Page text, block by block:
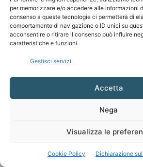
per memorizzare e/o accedere alle informazioni
consenso a queste tecnologie ci permetterà di
comportamento di navigazione o ID unici su
acconsentire o ritirare il consenso può influire
caratteristiche e funzioni.
Gestisci servizi
Accetta
Nega
Visualizza le
Cookie Policy Dichiarazione
SEGUICI